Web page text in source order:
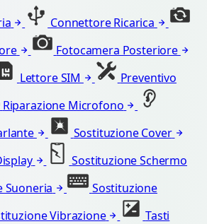
Connettore Ricarica
Fotocamera Posteriore
Lettore SIM
Preventivo
Riparazione Microfono
Sostituzione Cover
Sostituzione Schermo
Suoneria
Sostituzione
Vibrazione
Tasti